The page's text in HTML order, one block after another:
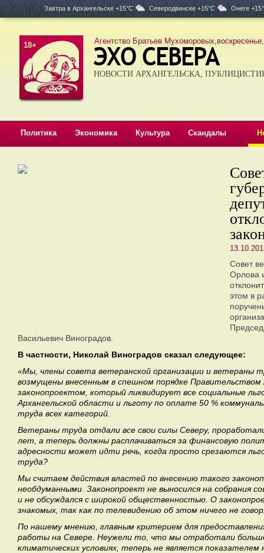
Завтра в Архангельске +15°C Северодвинске +15°C Онеге
18+ Агентство Братьев
НОВОСТИ АРХАНГЕЛЬСКА,
Политика Экономика Культура Скандалы
Совет
Орлова
этом в
Васильевич Виноградов.
В частности, Николай Виноградов сказал следующее:
«Мы, члены совета ветеранской организации и ветераны
возмущены внесенным в спешном порядке Правительством
законопроектом, который ликвидирует все социальные
Архангельской области и льготу по оплате 50 %
труда всех категорий.
Ветераны труда отдали все свои силы Северу,
лет, а теперь должны расплачиваться за финансовую
адресности может идти речь, когда просто срезаются
труда?
Мы считаем действия властей по внесению такого
необдуманными. Законопроект не выносился на собрания
и не обсуждался с широкой общественностью. О
знакомых, так как по телевидению об этом ничего не
По нашему мнению, главным критерием для
работы на Севере. Неужели то, что мы отработали
климатических условиях, теперь не является